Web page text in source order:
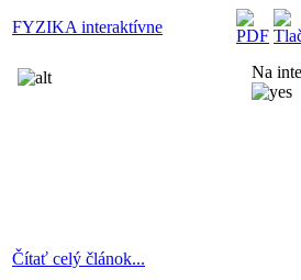
FYZIKA interaktívne
Na
Čítať celý článok...